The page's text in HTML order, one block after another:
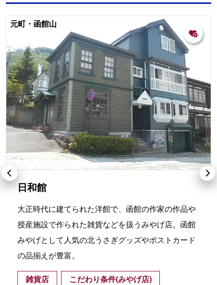
元町・函館山
日和館
大正時代に建てられた洋館で、函館の作家の作品や
授産施設で作られた雑貨などを扱うみやげ店。函館
みやげとして人気の北うさぎグッズやポストカード
の品揃えが豊富。
雑貨店 こだわり条件(みやげ店)